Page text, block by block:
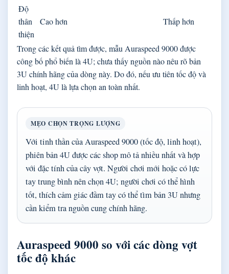
Độ
thân
thiện
Cao hơn Thấp hơn
Trong các kết quả tìm được, mẫu Auraspeed 9000 được
công bố phổ biến là 4U; chưa thấy nguồn nào nêu rõ bản
3U chính hãng của dòng này. Do đó, nếu ưu tiên tốc độ và
linh hoạt, 4U là lựa chọn an toàn nhất.
MẸO CHỌN TRỌNG LƯỢNG
Với tinh thần của Auraspeed 9000 (tốc độ, linh hoạt),
phiên bản 4U được các shop mô tả nhiều nhất và hợp
với đặc tính của cây vợt. Người chơi mới hoặc có lực
tay trung bình nên chọn 4U; người chơi có thể hình
tốt, thích cảm giác đầm tay có thể tìm bản 3U nhưng
cần kiểm tra nguồn cung chính hãng.
Auraspeed 9000 so với các dòng vợt
tốc độ khác